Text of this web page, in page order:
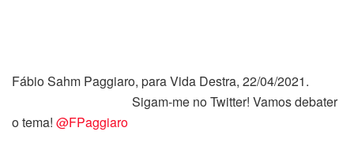
Fábio Sahm Paggiaro, para Vida Destra, 22/04/2021.
Sigam-me no Twitter! Vamos debater
o tema! @FPaggiaro